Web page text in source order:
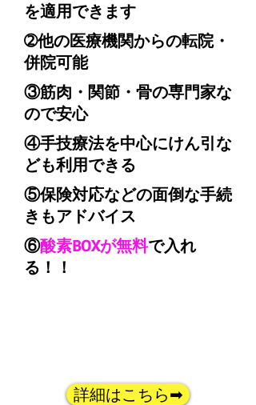
を適用できます
➁他の医療機関からの転院・
併院可能
③筋肉・関節・骨の専門家な
ので安心
④手技療法を中心にけん引な
ども利用できる
⑤保険対応などの面倒な手続
きもアドバイス
​⑥酸素BOXが無料で入れ
る！！
詳細はこちら➡